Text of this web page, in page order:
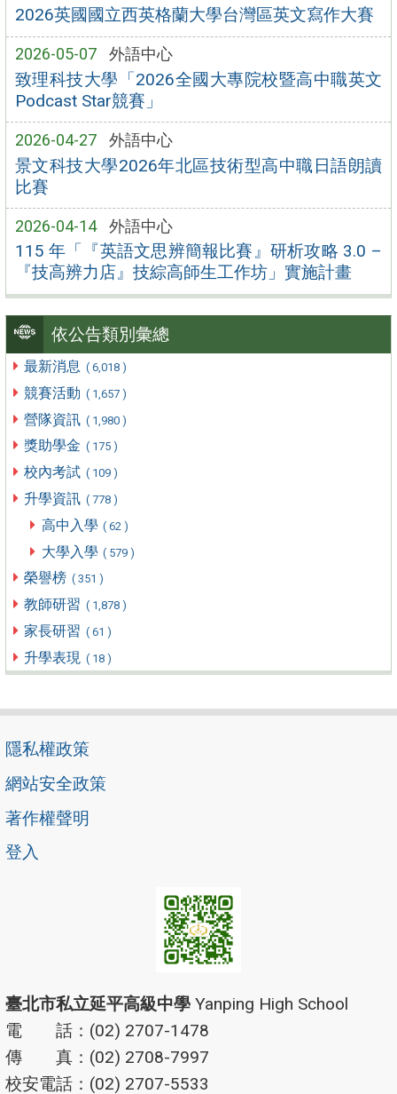
2026英國國立西英格蘭大學台灣區英文寫作大賽
2026-05-07 外語中心
致理科技大學「2026全國大專院校暨高中職英文
Podcast Star競賽」
2026-04-27 外語中心
景文科技大學2026年北區技術型高中職日語朗讀
比賽
2026-04-14 外語中心
115 年「『英語文思辨簡報比賽』研析攻略 3.0 –
『技高辨力店』技綜高師生工作坊」實施計畫
依公告類別彙總
最新消息 ( 6,018 )
競賽活動 ( 1,657 )
營隊資訊 ( 1,980 )
獎助學金 ( 175 )
校內考試 ( 109 )
升學資訊 ( 778 )
高中入學 ( 62 )
大學入學 ( 579 )
榮譽榜 ( 351 )
教師研習 ( 1,878 )
家長研習 ( 61 )
升學表現 ( 18 )
隱私權政策
網站安全政策
著作權聲明
登入
臺北市私立延平高級中學 Yanping High School
電 話：(02) 2707-1478
傳 真：(02) 2708-7997
校安電話：(02) 2707-5533